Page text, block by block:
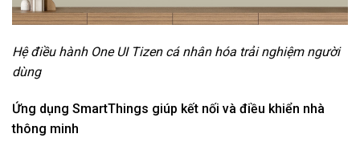
Hệ điều hành One UI Tizen cá nhân hóa trải nghiệm người
dùng
Ứng dụng SmartThings giúp kết nối và điều khiển nhà
thông minh